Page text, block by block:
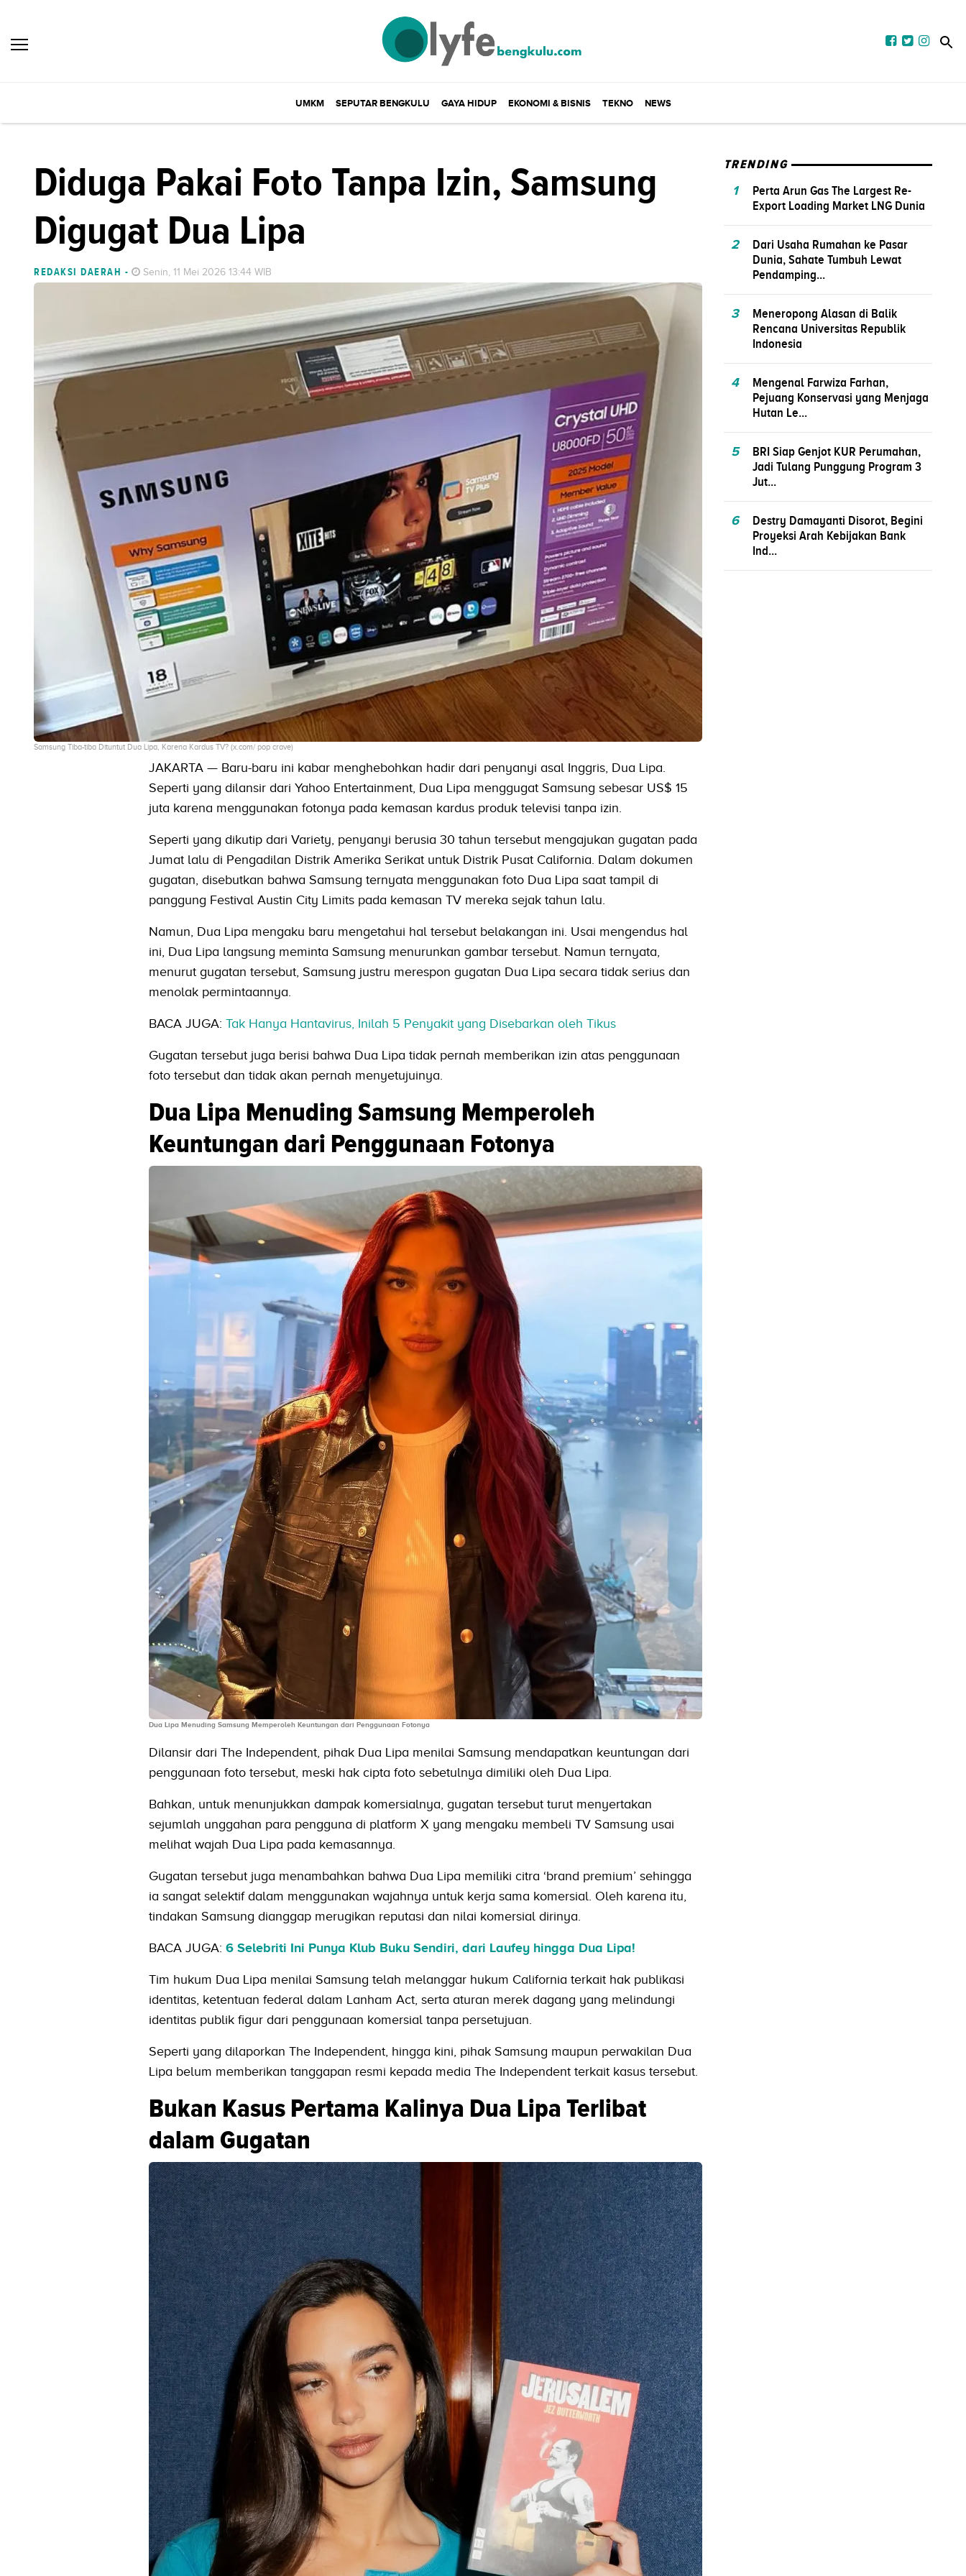
UMKM SEPUTAR BENGKULU GAYA HIDUP EKONOMI & BISNIS TEKNO NEWS
Diduga Pakai Foto Tanpa Izin, Samsung
Digugat Dua Lipa
REDAKSI DAERAH - Senin, 11 Mei 2026 13:44 WIB
Samsung Tiba-tiba Dituntut Dua Lipa, Karena Kardus TV? (x.com/ pop crave)
JAKARTA — Baru-baru ini kabar menghebohkan hadir dari penyanyi asal Inggris, Dua Lipa.
Seperti yang dilansir dari Yahoo Entertainment, Dua Lipa menggugat Samsung sebesar US$ 15
juta karena menggunakan fotonya pada kemasan kardus produk televisi tanpa izin.
Seperti yang dikutip dari Variety, penyanyi berusia 30 tahun tersebut mengajukan gugatan pada
Jumat lalu di Pengadilan Distrik Amerika Serikat untuk Distrik Pusat California. Dalam dokumen
gugatan, disebutkan bahwa Samsung ternyata menggunakan foto Dua Lipa saat tampil di
panggung Festival Austin City Limits pada kemasan TV mereka sejak tahun lalu.
Namun, Dua Lipa mengaku baru mengetahui hal tersebut belakangan ini. Usai mengendus hal
ini, Dua Lipa langsung meminta Samsung menurunkan gambar tersebut. Namun ternyata,
menurut gugatan tersebut, Samsung justru merespon gugatan Dua Lipa secara tidak serius dan
menolak permintaannya.
BACA JUGA: Tak Hanya Hantavirus, Inilah 5 Penyakit yang Disebarkan oleh Tikus
Gugatan tersebut juga berisi bahwa Dua Lipa tidak pernah memberikan izin atas penggunaan
foto tersebut dan tidak akan pernah menyetujuinya.
Dua Lipa Menuding Samsung Memperoleh
Keuntungan dari Penggunaan Fotonya
Dua Lipa Menuding Samsung Memperoleh Keuntungan dari Penggunaan Fotonya
Dilansir dari The Independent, pihak Dua Lipa menilai Samsung mendapatkan keuntungan dari
penggunaan foto tersebut, meski hak cipta foto sebetulnya dimiliki oleh Dua Lipa.
Bahkan, untuk menunjukkan dampak komersialnya, gugatan tersebut turut menyertakan
sejumlah unggahan para pengguna di platform X yang mengaku membeli TV Samsung usai
melihat wajah Dua Lipa pada kemasannya.
Gugatan tersebut juga menambahkan bahwa Dua Lipa memiliki citra ‘brand premium’ sehingga
ia sangat selektif dalam menggunakan wajahnya untuk kerja sama komersial. Oleh karena itu,
tindakan Samsung dianggap merugikan reputasi dan nilai komersial dirinya.
BACA JUGA: 6 Selebriti Ini Punya Klub Buku Sendiri, dari Laufey hingga Dua Lipa!
Tim hukum Dua Lipa menilai Samsung telah melanggar hukum California terkait hak publikasi
identitas, ketentuan federal dalam Lanham Act, serta aturan merek dagang yang melindungi
identitas publik figur dari penggunaan komersial tanpa persetujuan.
Seperti yang dilaporkan The Independent, hingga kini, pihak Samsung maupun perwakilan Dua
Lipa belum memberikan tanggapan resmi kepada media The Independent terkait kasus tersebut.
Bukan Kasus Pertama Kalinya Dua Lipa Terlibat
dalam Gugatan
TRENDING
1
Perta Arun Gas The Largest Re-
Export Loading Market LNG Dunia
2
Dari Usaha Rumahan ke Pasar
Dunia, Sahate Tumbuh Lewat
Pendamping...
3
Meneropong Alasan di Balik
Rencana Universitas Republik
Indonesia
4
Mengenal Farwiza Farhan,
Pejuang Konservasi yang Menjaga
Hutan Le...
5
BRI Siap Genjot KUR Perumahan,
Jadi Tulang Punggung Program 3
Jut...
6
Destry Damayanti Disorot, Begini
Proyeksi Arah Kebijakan Bank
Ind...